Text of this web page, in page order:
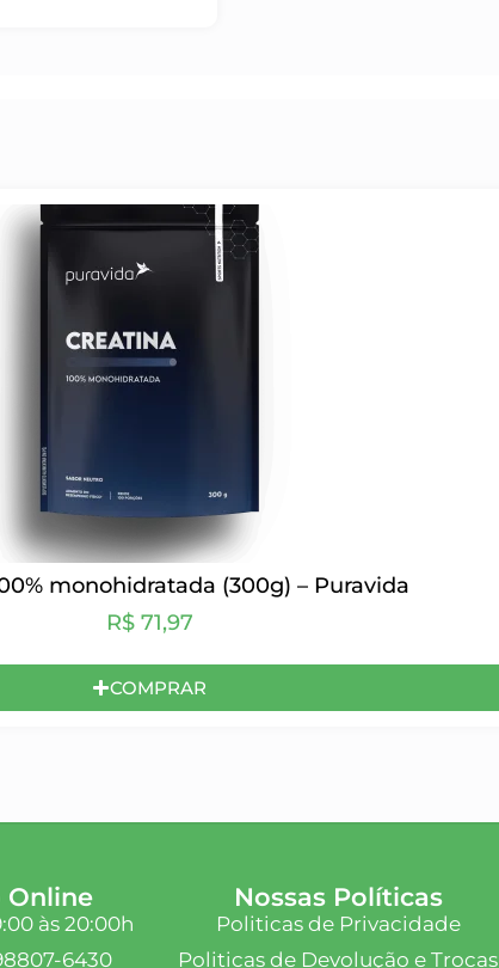
monohidratada (300g) – Puravida
R$71,97
COMPRAR
às 20:00h
6430
Nossas Políticas
Politicas de Privacidade
Politicas de Devolução e Trocas